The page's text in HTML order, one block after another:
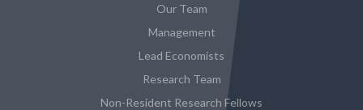
Our Team
Management
Lead Economists
Research Team
Non-Resident Research Fellows